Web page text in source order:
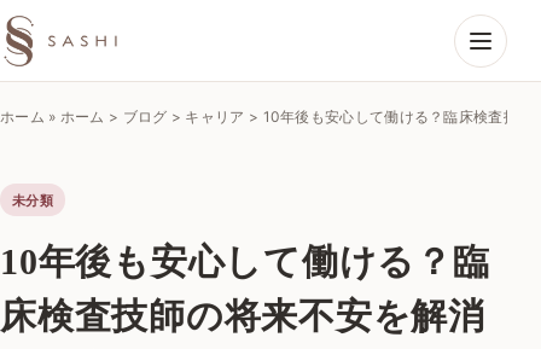
ホーム » ホーム > ブログ > キャリア > 10年後も安心して働ける？臨床検査技師
未分類
10年後も安心して働ける？臨
床検査技師の将来不安を解消